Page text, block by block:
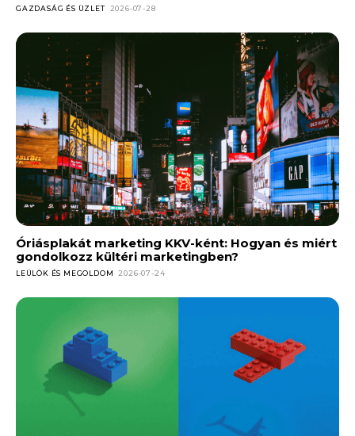
GAZDASÁG ÉS ÜZLET 2026-07-28
Óriásplakát marketing KKV-ként: Hogyan és miért
gondolkozz kültéri marketingben?
LEÜLÖK ÉS MEGOLDOM 2026-07-24